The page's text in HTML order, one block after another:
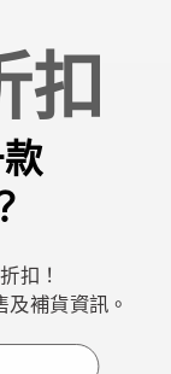
滑鼠。
盤製造商之
評為最
扣
扣！
補貨資訊。